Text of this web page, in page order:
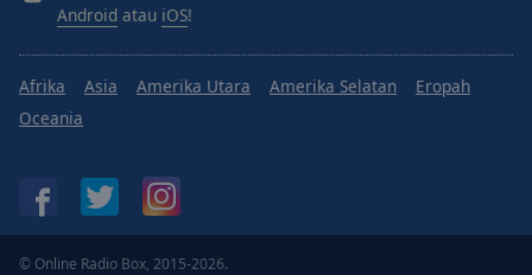
Android atau iOS!
Afrika Asia Amerika Utara Amerika Selatan
Eropah
Oceania
© Online Radio Box, 2015-2026.